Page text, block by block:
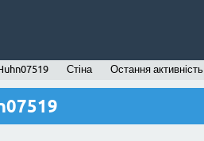
Стіна Остання активність